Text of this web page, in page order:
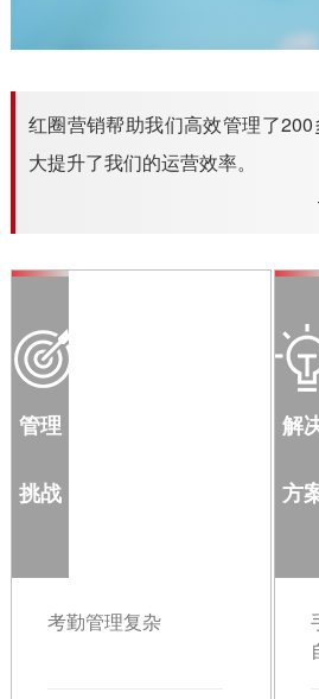
红圈营销帮助我们高效管理了
大提升了我们的运营效率。
管理
挑战
考勤管理复杂
解
方